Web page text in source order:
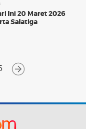
Ini 20 Maret 2026
Salatiga